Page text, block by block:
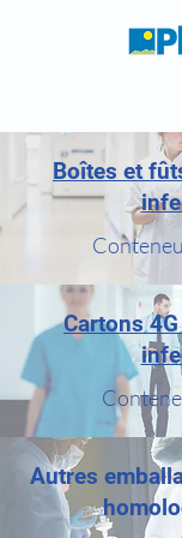
Boîtes et
Cartons
Autres